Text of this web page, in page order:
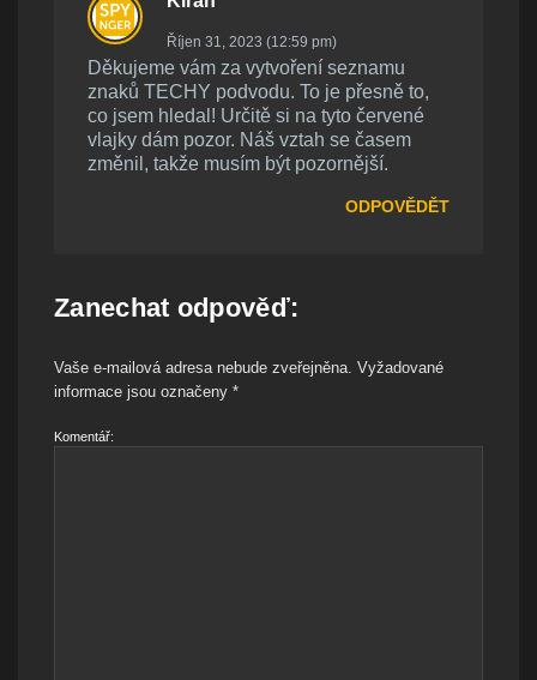
Říjen 31, 2023 (12:59 pm)
Děkujeme vám za vytvoření seznamu
znaků TECHY podvodu. To je přesně to,
co jsem hledal! Určitě si na tyto červené
vlajky dám pozor. Náš vztah se časem
změnil, takže musím být pozornější.
ODPOVĚDĚT
Zanechat odpověď:
Vaše e-mailová adresa nebude zveřejněna. Vyžadované
informace jsou označeny *
Komentář: